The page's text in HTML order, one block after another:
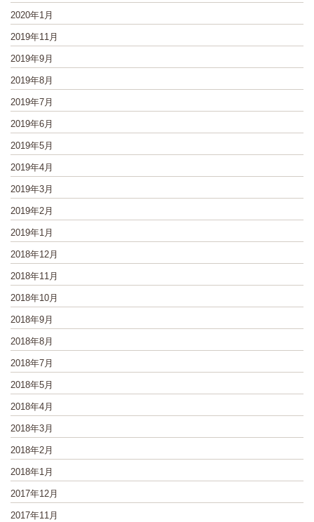
2020年1月
2019年11月
2019年9月
2019年8月
2019年7月
2019年6月
2019年5月
2019年4月
2019年3月
2019年2月
2019年1月
2018年12月
2018年11月
2018年10月
2018年9月
2018年8月
2018年7月
2018年5月
2018年4月
2018年3月
2018年2月
2018年1月
2017年12月
2017年11月